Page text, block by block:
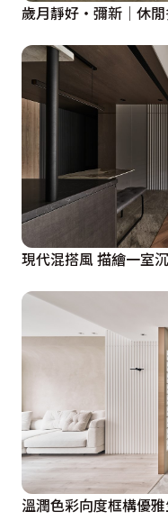
歲月靜好‧彌新│休
現代混搭風 描繪一室
溫潤色彩向度框構優